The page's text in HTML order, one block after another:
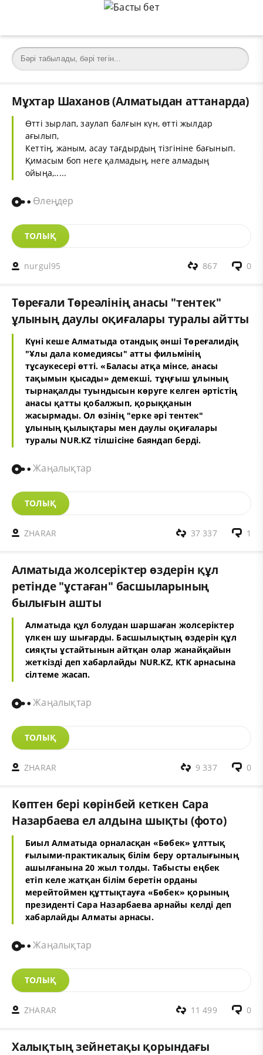
Мұхтар Шаханов (Алматыдан аттанарда)
Өтті зырлап, заулап балғын күн, өтті жылдар
ағылып,
Кеттің, жаным, асау тағдырдың тізгініне бағынып.
Қимасым боп неге қалмадың, неге алмадың
ойыңа,.....
Өлеңдер
ТОЛЫҚ
nurgul95 0
867
Төреғали Төреәлінің анасы "тентек"
ұлының даулы оқиғалары туралы айтты
Күні кеше Алматыда отандық әнші Төреғалидің
"Ұлы дала комедиясы" атты фильмінің
тұсаукесері өтті. «Баласы атқа мінсе, анасы
тақымын қысады» демекші, тұңғыш ұлының
тырнақалды туындысын көруге келген әртістің
анасы қатты қобалжып, қорыққанын
жасырмады. Ол өзінің "ерке әрі тентек"
ұлының қылықтары мен даулы оқиғалары
туралы NUR.KZ тілшісіне баяндап берді.
Жаңалықтар
ТОЛЫҚ
ZHARAR 1
37 337
Алматыда жолсеріктер өздерін құл
ретінде "ұстаған" басшыларының
былығын ашты
Алматыда құл болудан шаршаған жолсеріктер
үлкен шу шығарды. Басшылықтың өздерін құл
сияқты ұстайтынын айтқан олар жанайқайын
жеткізді деп хабарлайды NUR.KZ, КТК арнасына
сілтеме жасап.
Жаңалықтар
ТОЛЫҚ
ZHARAR 0
9 337
Көптен бері көрінбей кеткен Сара
Назарбаева ел алдына шықты (фото)
Биыл Алматыда орналасқан «Бөбек» ұлттық
ғылыми-практикалық білім беру орталығының
ашылғанына 20 жыл толды. Табысты еңбек
етіп келе жатқан білім беретін орданы
мерейтоймен құттықтауға «Бөбек» қорының
президенті Сара Назарбаева арнайы келді деп
хабарлайдыАлматы арнасы.
Жаңалықтар
ТОЛЫҚ
ZHARAR 0
11 499
Халықтың зейнетақы қорындағы